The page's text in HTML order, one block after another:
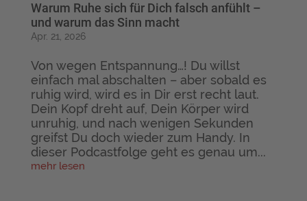
Warum Ruhe sich für Dich falsch anfühlt –
und warum das Sinn macht
Apr. 21, 2026
Von wegen Entspannung…! Du willst
einfach mal abschalten – aber sobald es
ruhig wird, wird es in Dir erst recht laut.
Dein Kopf dreht auf, Dein Körper wird
unruhig, und nach wenigen Sekunden
greifst Du doch wieder zum Handy. In
dieser Podcastfolge geht es genau um...
mehr lesen